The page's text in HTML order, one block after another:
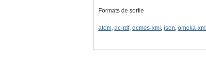
Formats de sortie
atom, dc-rdf, dcmes-xml , json, omeka-xml